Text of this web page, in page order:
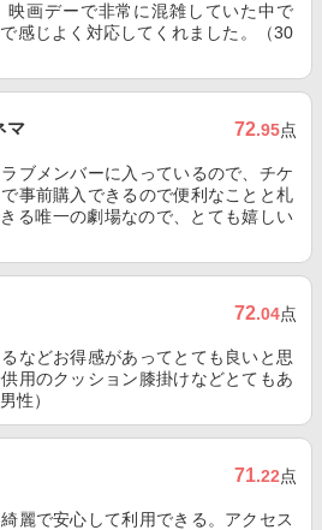
映画デーで非常に混雑していた中で
感じよく対応してくれました。（30
マ 72.95点
ブメンバーに入っているので、チケ
事前購入できるので便利なことと札
る唯一の劇場なので、とても嬉しい
72.04点
などお得感があってとても良いと思
用のクッション膝掛けなどとてもあ
性）
71.22点
麗で安心して利用できる。アクセス